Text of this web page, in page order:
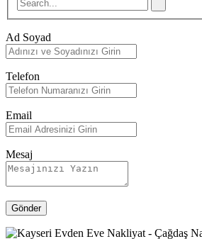
Ad Soyad
Telefon
Email
Mesaj
Gönder